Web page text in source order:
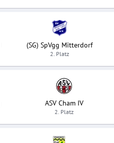
(SG) SpVgg Mitterdorf
2. Platz
ASV Cham IV
2. Platz